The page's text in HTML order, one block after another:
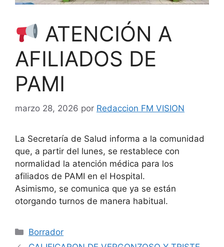
ATENCIÓN A
AFILIADOS DE
PAMI
marzo 28, 2026 por Redaccion FM VISION
La Secretaría de Salud informa a la comunidad
que, a partir del lunes, se restablece con
normalidad la atención médica para los
afiliados de PAMI en el Hospital.
Asimismo, se comunica que ya se están
otorgando turnos de manera habitual.
Categorías
Borrador